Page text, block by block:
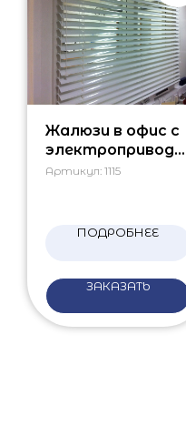
Жалюзи в офис с
электроприводо
м
Артикул: 1115
ПОДРОБНЕЕ
ЗАКАЗАТЬ